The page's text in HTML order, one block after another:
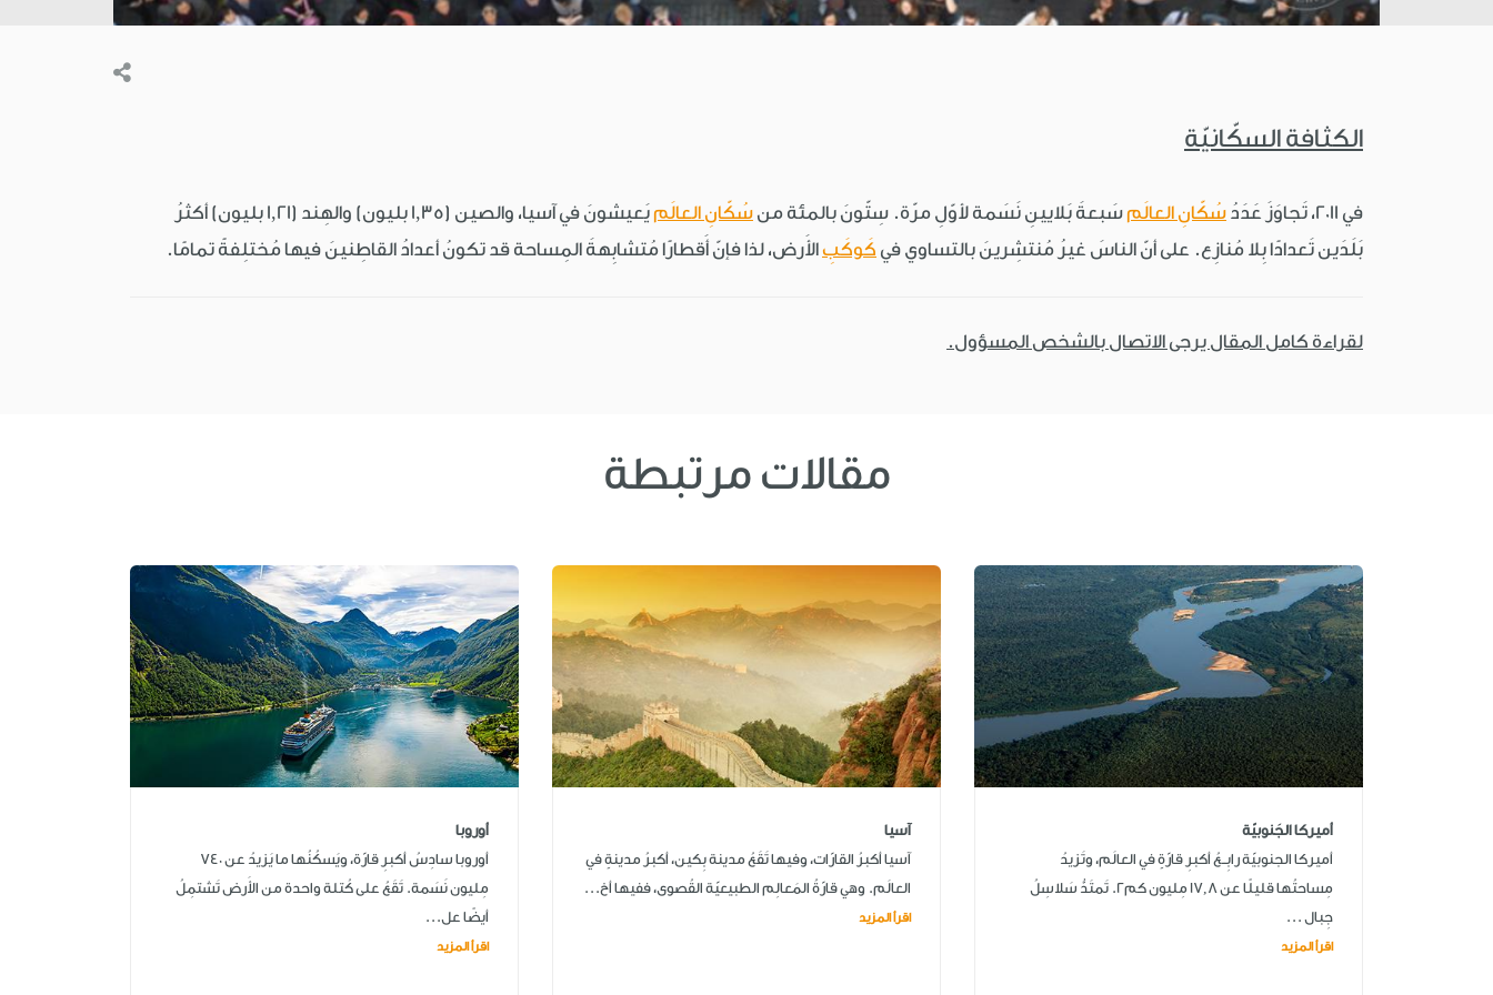
الكثافة السكّانيّة
في 2011، تَجاوَزَ عَدَدُ سُكّانِ العالَمسَبعةَ بَلايينِ نَسَمة لأوّلِ مرّة. سِتّونَ بالمئة من سُكّانِ العالَم
يَعيشونَ في آسيا، والصين (1,35 بليون) والهِند (1,21 بليون) أكثرُ
بَلَدَين تَعدادًا بِلا مُنازِع. على أنّ الناسَ غيرُ مُنتشِرينَ بالتساوي في كَوكَبِالأَرض، لذا فإنّ أَقطارًا مُتشابِهةَ المِساحة قد تكونُ أعدادُ القاطِنينَ فيها مُختلِفةً تمامًا.
لقراءة كامل المقال يرجى الاتصال بالشخص المسؤول.
مقالات مرتبطة
أميركا الجَنوبيّة
أميركا الجنوبيّة رابِــعُ أكبرِ قارّةٍ في العالَم، وتَزيدُ
مِساحتُها قليلًا عن 17,8 مِليون كم2. تَمتَدُّ سَلاسِلُ
جِبال ...
اقرأ المزيد
آسيا
آسيا أكبرُ القارّات، وفيها تَقَعُ مدينة بِكين، أكبرُ مدينةٍ في
العالَم. وهي قارّةُ المَعالِم الطبيعيّة القُصوى، ففيها أخ...
اقرأ المزيد
أوروبا
أوروبا سادِسُ أكبرِ قارّة، ويَسكُنُها ما يَزيدُ عن 740
مِليون نَسَمة. تَقَعُ على كُتلة واحدة من الأَرض تَشتمِلُ
أيضًا عل...
اقرأ المزيد